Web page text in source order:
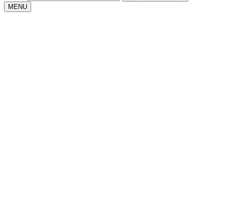
MENU